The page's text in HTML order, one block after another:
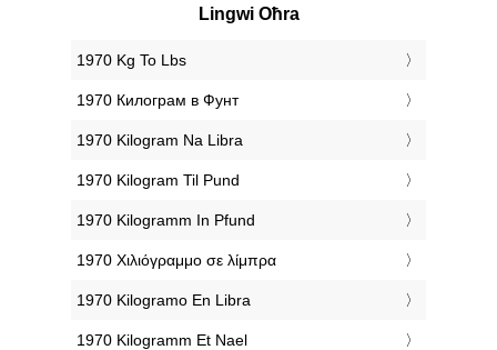
Lingwi Oħra
‎1970 Kg To Lbs
‎1970 Килограм в Фунт
‎1970 Kilogram Na Libra
‎1970 Kilogram Til Pund
‎1970 Kilogramm In Pfund
‎1970 Χιλιόγραμμο σε λίμπρα
‎1970 Kilogramo En Libra
‎1970 Kilogramm Et Nael